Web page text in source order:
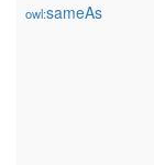
owl:sameAs